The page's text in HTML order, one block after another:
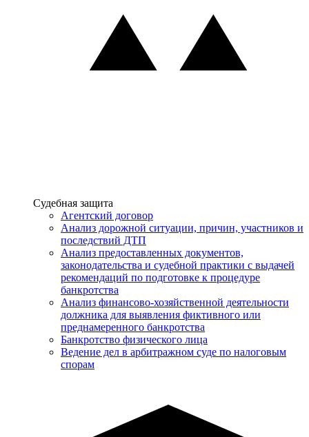
Услуги
Судебная защита
Агентский договор
Анализ дорожной ситуации, причин, участников и
последствий ДТП
Анализ предоставленных документов,
законодательства и судебной практики с выдачей
рекомендаций по подготовке к процедуре
банкротства
Анализ финансово-хозяйственной деятельности
должника для выявления фиктивного или
преднамеренного банкротства
Банкротство физического лица
Ведение дел в арбитражном суде по налоговым
спорам